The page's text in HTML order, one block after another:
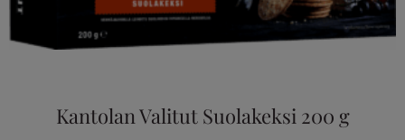
Kantolan Valitut Suolakeksi 200 g